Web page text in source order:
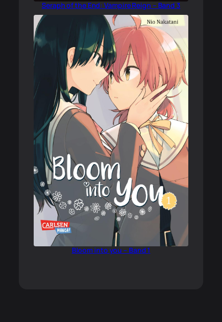
Seraph of the End: Vampire Reign – Band 3
Bloom into you – Band 1